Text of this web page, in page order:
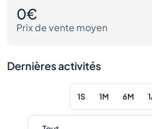
0€
Prix de vente moyen
Dernières activités
1S 1M 6M